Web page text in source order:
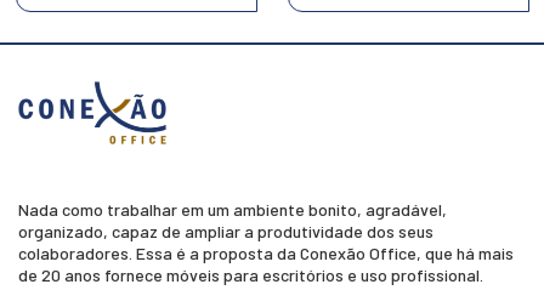
Nada como trabalhar em um ambiente bonito, agradável,
organizado, capaz de ampliar a produtividade dos seus
colaboradores. Essa é a proposta da Conexão Office, que há mais
de 20 anos fornece móveis para escritórios e uso profissional.